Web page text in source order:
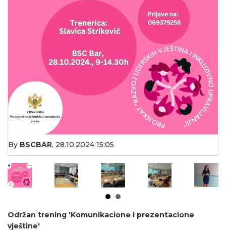
By BSCBAR, 28.10.2024 15:05
Održan trening 'Komunikacione i prezentacione
vještine'